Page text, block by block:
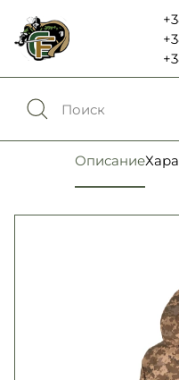
Сравнение0
Избранное0
UA
Обувь
Фонари, бинокли
Шевроны, патчи ,
Описание